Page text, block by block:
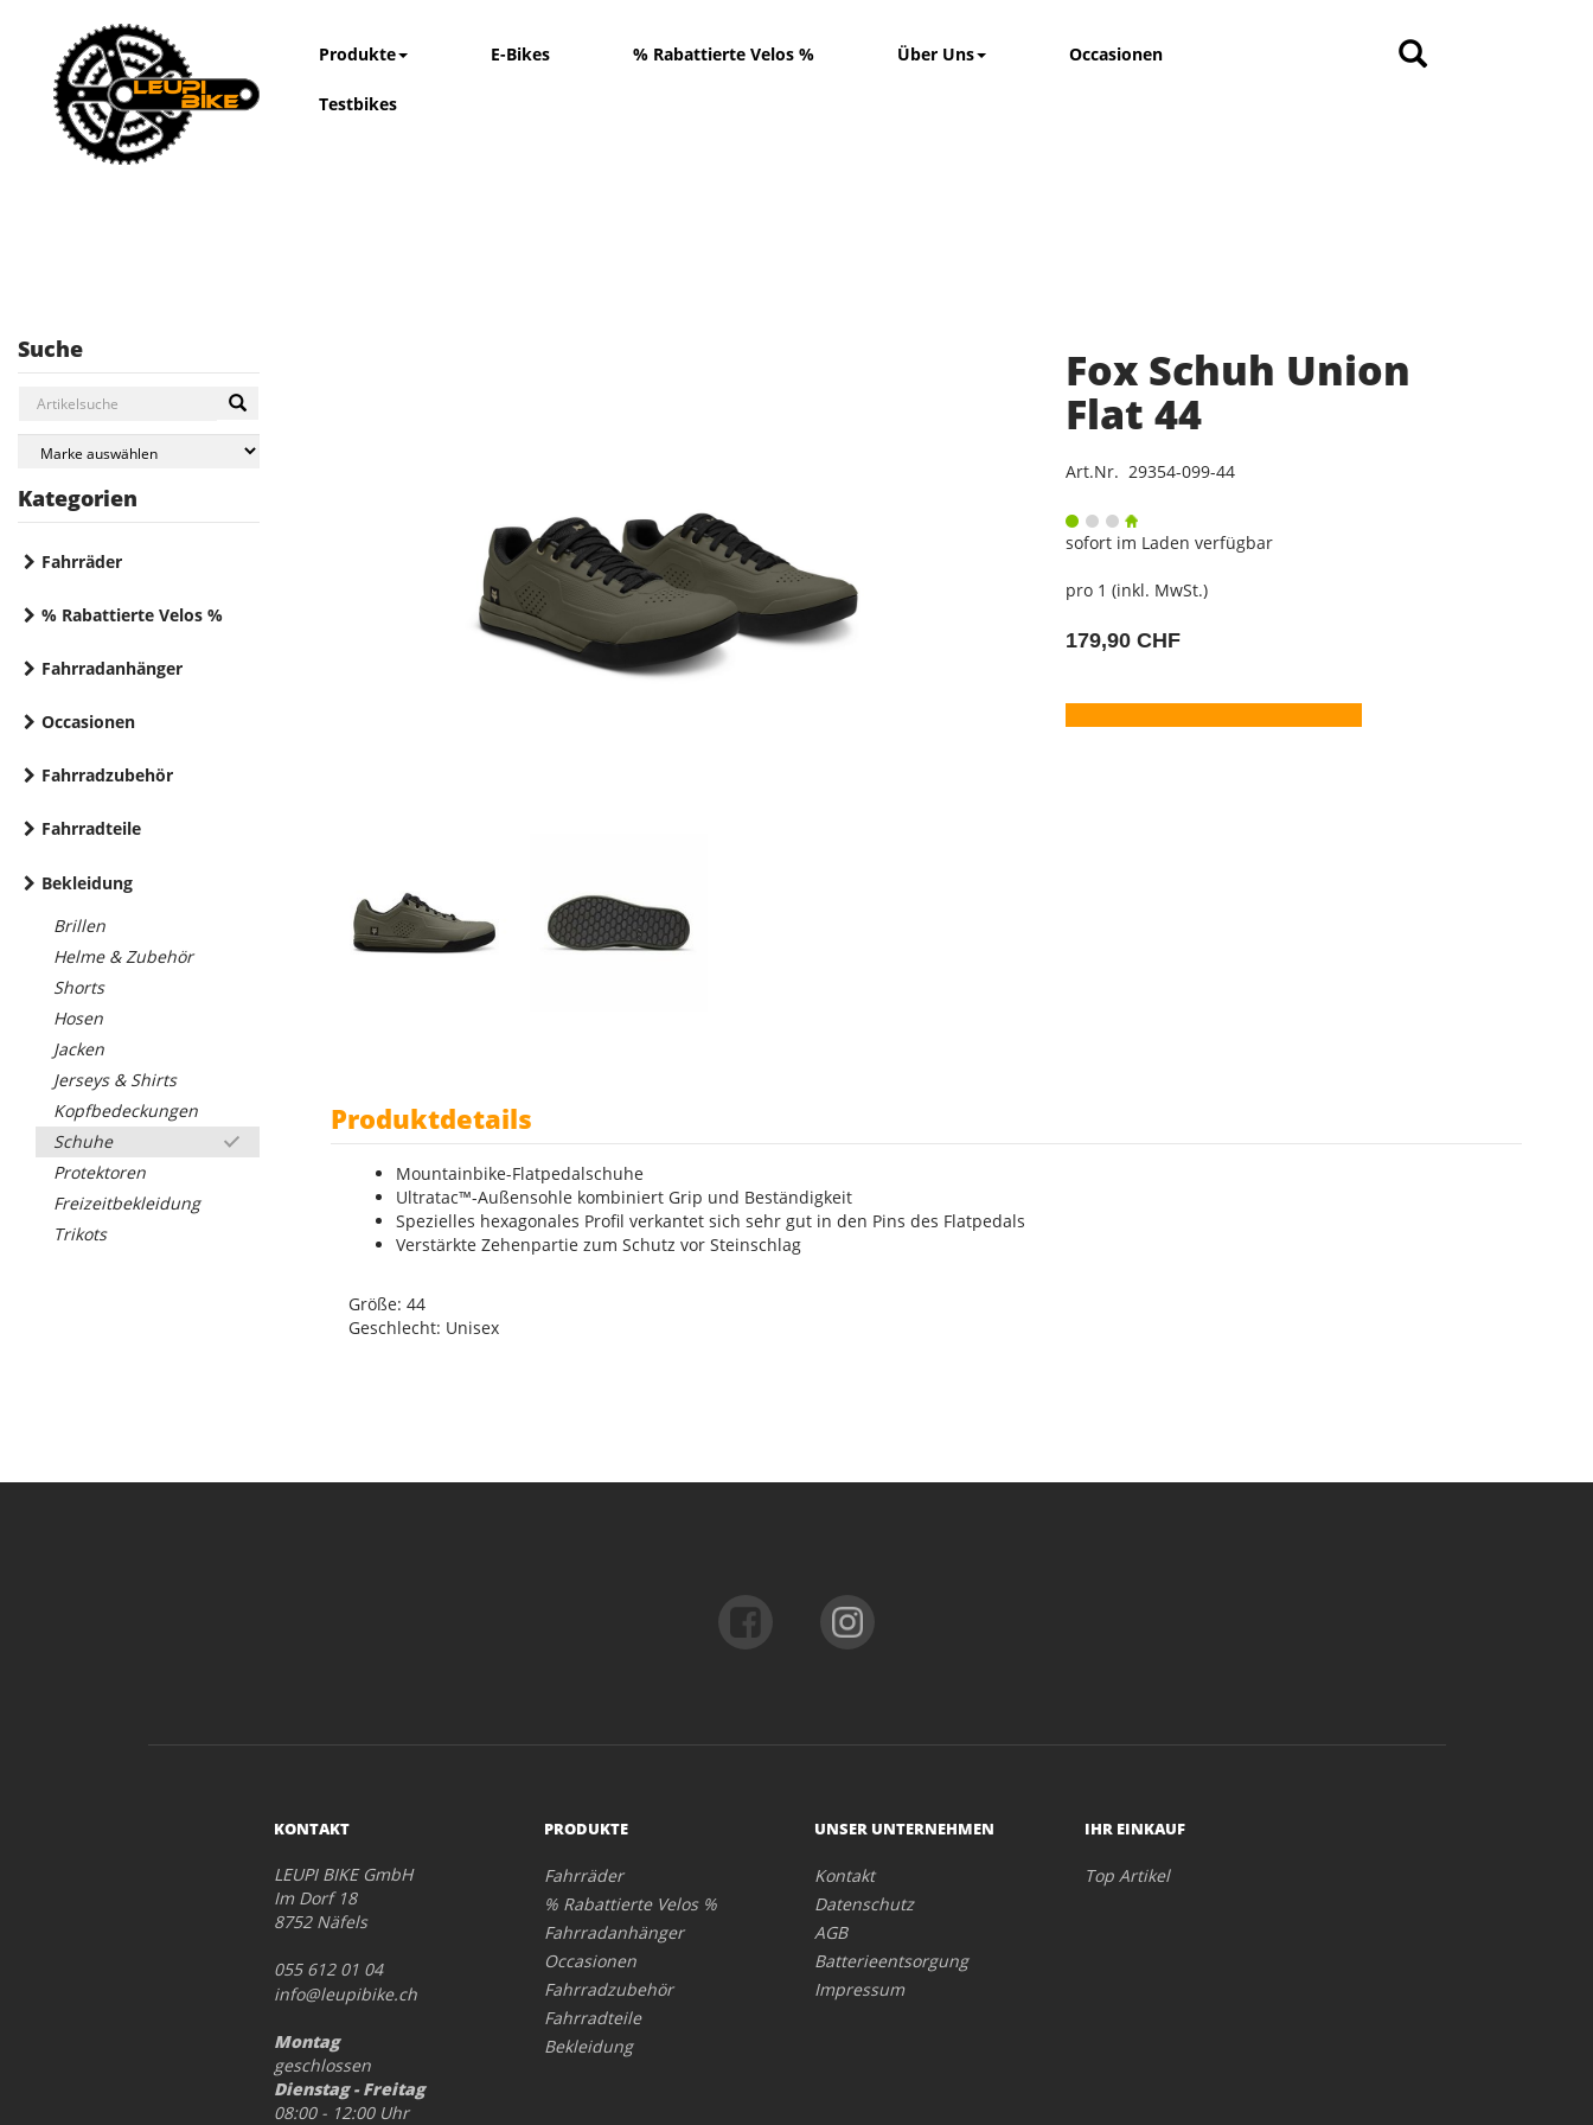
Produkte E-Bikes % Rabattierte Velos % Über Uns Occasionen
Testbikes
Suche
Kategorien
Fahrräder
% Rabattierte Velos %
Fahrradanhänger
Occasionen
Fahrradzubehör
Fahrradteile
Bekleidung
Brillen
Helme & Zubehör
Shorts
Hosen
Jacken
Jerseys & Shirts
Kopfbedeckungen
Schuhe
Protektoren
Freizeitbekleidung
Trikots
Fox Schuh Union
Flat 44
Art.Nr. 29354-099-44
sofort im Laden verfügbar
pro 1 (inkl. MwSt.)
179,90 CHF
Produktdetails
Mountainbike-Flatpedalschuhe
Ultratac™-Außensohle kombiniert Grip und Beständigkeit
Spezielles hexagonales Profil verkantet sich sehr gut in den Pins des Flatpedals
Verstärkte Zehenpartie zum Schutz vor Steinschlag
Größe: 44
Geschlecht: Unisex
KONTAKT
LEUPI BIKE GmbH
Im Dorf 18
8752 Näfels
055 612 01 04
info@leupibike.ch
Montag
geschlossen
Dienstag - Freitag
08:00 - 12:00 Uhr
PRODUKTE
Fahrräder
% Rabattierte Velos %
Fahrradanhänger
Occasionen
Fahrradzubehör
Fahrradteile
Bekleidung
UNSER UNTERNEHMEN
Kontakt
Datenschutz
AGB
Batterieentsorgung
Impressum
IHR EINKAUF
Top Artikel